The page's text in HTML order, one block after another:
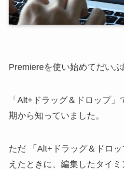
Premiereを使い始めてだいぶ
「Alt+ドラッグ＆ドロップ
期から知っていました。
ただ 「Alt+ドラッグ＆ドロ
えたときに、編集したタイ